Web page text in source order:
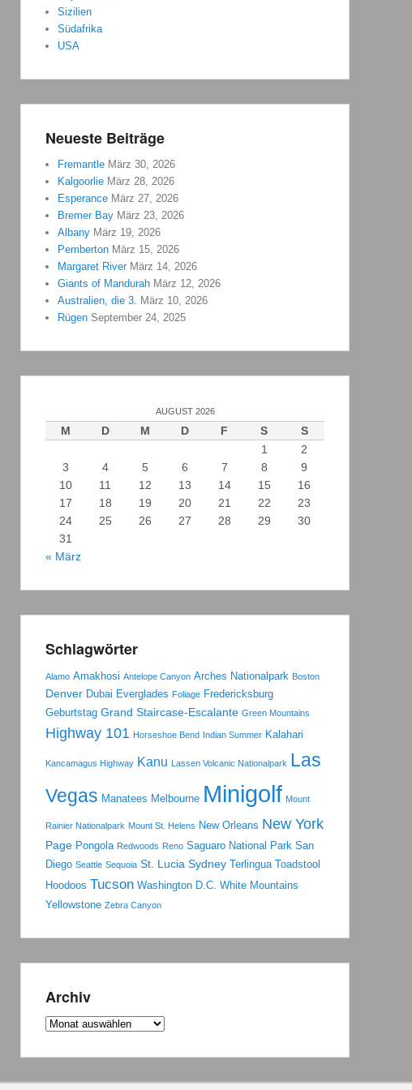
Sizilien
Südafrika
USA
Neueste Beiträge
Fremantle März 30, 2026
Kalgoorlie März 28, 2026
Esperance März 27, 2026
Bremer Bay März 23, 2026
Albany März 19, 2026
Pemberton März 15, 2026
Margaret River März 14, 2026
Giants of Mandurah März 12, 2026
Australien, die 3. März 10, 2026
Rügen September 24, 2025
AUGUST 2026
M D M D F S
S
1
2
3
4 5 6 7 8
9
10
11 12 13 14 15
16
17
18 19 20 21 22
23
24
25 26 27 28 29
30
31
« März
Schlagwörter
Alamo Amakhosi Antelope Canyon Arches Nationalpark Boston
Denver Dubai Everglades Foliage Fredericksburg
Geburtstag Grand Staircase-Escalante Green Mountains
Highway 101 Horseshoe Bend Indian Summer Kalahari
Kancamagus Highway Kanu Lassen Volcanic Nationalpark Las
Vegas Manatees Melbourne Minigolf Mount
Rainier Nationalpark Mount St. Helens New Orleans New York
Page Pongola Redwoods Reno Saguaro National Park San
Diego Seattle Sequoia St. Lucia Sydney Terlingua Toadstool
Hoodoos Tucson Washington D.C. White Mountains
Yellowstone Zebra Canyon
Archiv
Archiv